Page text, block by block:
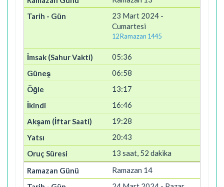
23 Mart 2024 -
Cumartesi
12 Ramazan 1445
05:36
06:58
13:17
16:46
19:28
20:43
13 saat, 52 dakika
Ramazan 14